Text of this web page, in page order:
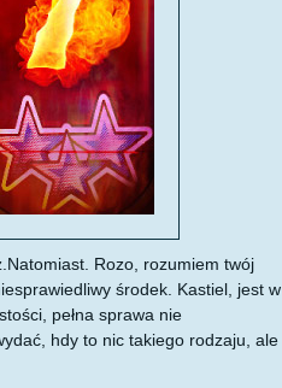
Rozo, rozumiem twój
środek. Kastiel, jest w
pełna sprawa nie
hdy to nic takiego rodzaju, ale